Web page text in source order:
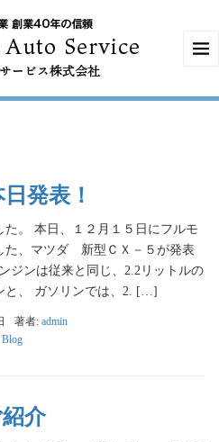
発表！
た。 本日、１２月１５日にフルモ
た、マツダ 新型ＣＸ－５が発表
ンは従来と同じ、2.2リットルの
と、 ガソリンでは、2. […]
著者: admin
Blog
介